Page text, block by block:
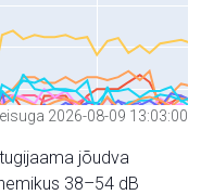
2026-08-09 13:03:00
jõudva
38–54 dB